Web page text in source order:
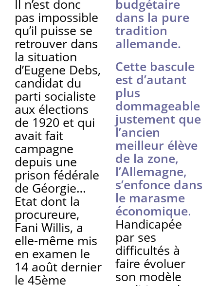
Il n’est donc
pas impossible
qu’il puisse se
retrouver dans
la situation
d’Eugene Debs,
candidat du
parti socialiste
aux élections
de 1920 et qui
avait fait
campagne
depuis une
prison fédérale
de Géorgie…
Etat dont la
procureure,
Fani Willis, a
elle-même mis
en examen le
14 août dernier
le 45ème
budgétaire
dans la pure
tradition
allemande.
Cette bascule
est d’autant
plus
dommageable
justement que
l’ancien
meilleur élève
de la zone,
l’Allemagne,
s’enfonce dans
le marasme
économique.
Handicapée
par ses
difficultés à
faire évoluer
son modèle